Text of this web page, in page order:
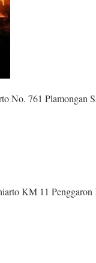
No. 761 Plamongan
KM 11 Penggaron